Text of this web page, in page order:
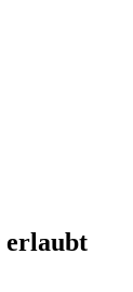
erlaubt